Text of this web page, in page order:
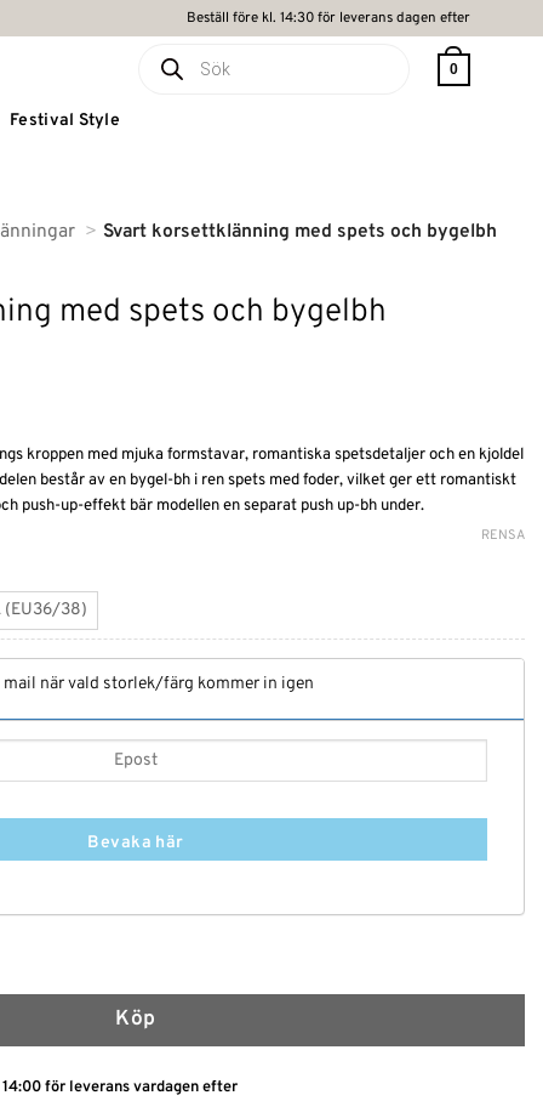
Beställ före kl. 14:30 för leverans dagen efter
0
Festival Style
Svart korsettklänning med spets och bygelbh
med spets och bygelbh
kroppen med mjuka formstavar, romantiska spetsdetaljer och en kjoldel
består av en bygel-bh i ren spets med foder, vilket ger ett romantiskt
push-up-effekt bär modellen en separat push up-bh under.
(EU36/38)
RENSA
mail när vald storlek/färg kommer in igen
Bevaka här
Köp
för leverans vardagen efter